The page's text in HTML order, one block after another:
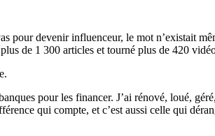
pour devenir influenceur, le mot n’existait
de 1 300 articles et tourné plus de 420
pour les financer. J’ai rénové, loué,
qui compte, et c’est aussi celle qui